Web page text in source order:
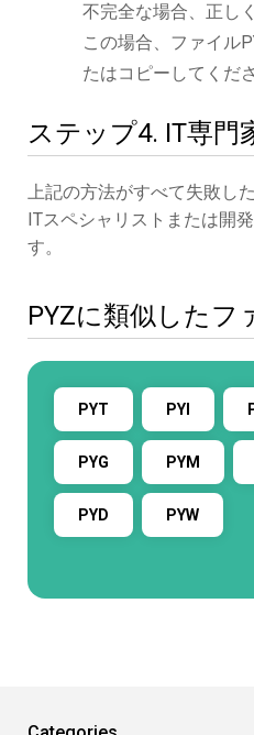
不完全な場合、正し
この場合、ファイル
たはコピーしてくださ
ステップ4. IT専門
上記の方法がすべて失敗し
ITスペシャリストまたは開
す。
PYZに類似したフ
PYT PYI
PYG PYM
PYD PYW